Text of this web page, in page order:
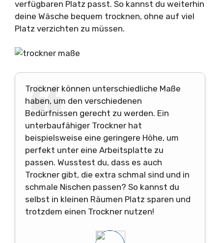
verfügbaren Platz passt. So kannst du weiterhin
deine Wäsche bequem trocknen, ohne auf viel
Platz verzichten zu müssen.
Trockner können unterschiedliche Maße
haben, um den verschiedenen
Bedürfnissen gerecht zu werden. Ein
unterbaufähiger Trockner hat
beispielsweise eine geringere Höhe, um
perfekt unter eine Arbeitsplatte zu
passen. Wusstest du, dass es auch
Trockner gibt, die extra schmal sind und in
schmale Nischen passen? So kannst du
selbst in kleinen Räumen Platz sparen und
trotzdem einen Trockner nutzen!